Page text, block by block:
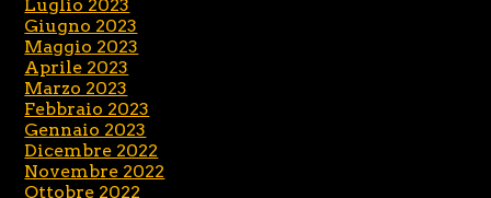
Luglio 2023
Giugno 2023
Maggio 2023
Aprile 2023
Marzo 2023
Febbraio 2023
Gennaio 2023
Dicembre 2022
Novembre 2022
Ottobre 2022